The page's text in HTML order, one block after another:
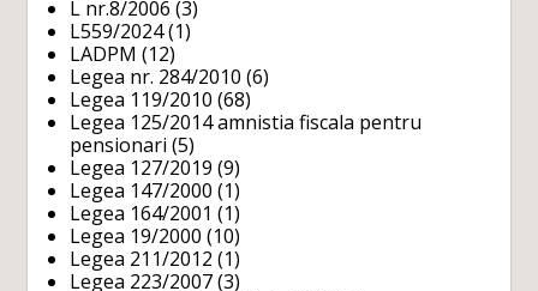
L nr.8/2006 (3)
L559/2024(1)
LADPM (12)
Legea nr. 284/2010 (6)
Legea 119/2010 (68)
Legea 125/2014 amnistia fiscala pentru
pensionari (5)
Legea 127/2019 (9)
Legea 147/2000 (1)
Legea 164/2001 (1)
Legea 19/2000 (10)
Legea 211/2012 (1)
Legea 223/2007 (3)